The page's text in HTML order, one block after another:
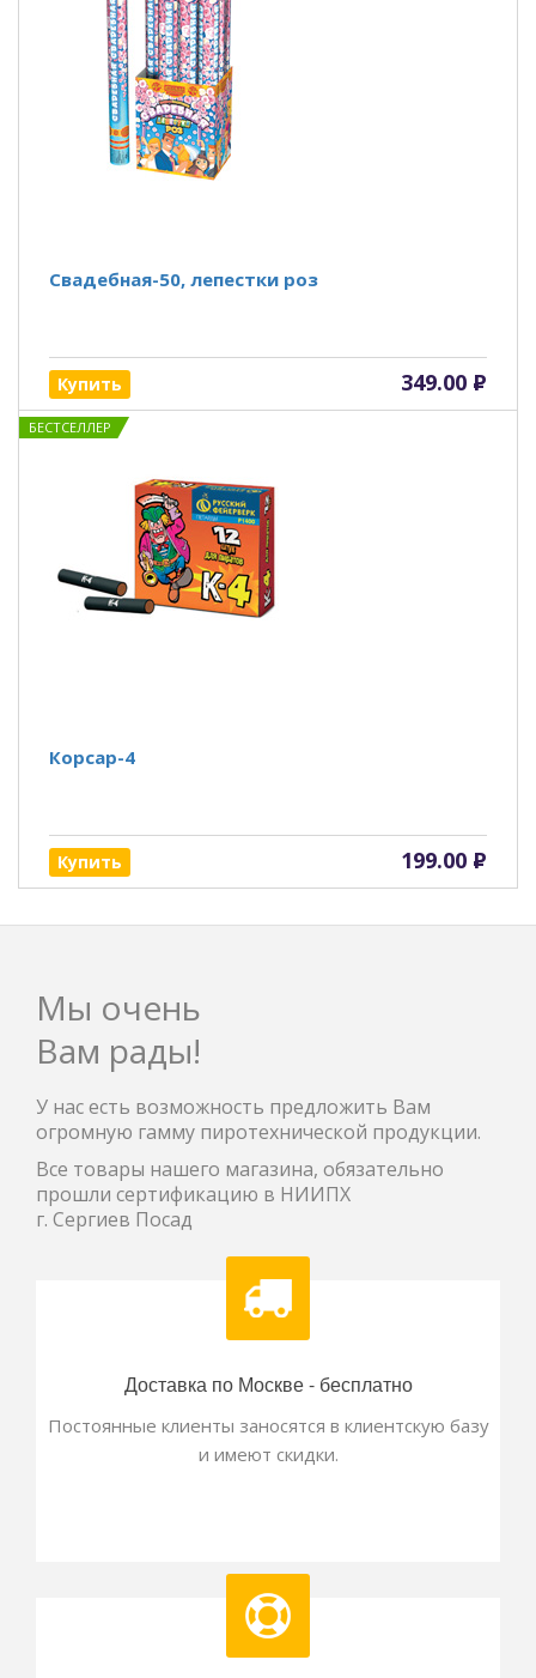
Свадебная-50, лепестки роз
Купить 349.00 Р
БЕСТСЕЛЛЕР
Корсар-4
Купить 199.00 Р
Мы очень
Вам рады!
У нас есть возможность предложить Вам
огромную гамму пиротехнической продукции.
Все товары нашего магазина, обязательно
прошли сертификацию в НИИПХ
г. Сергиев Посад
Доставка по Москве - бесплатно
Постоянные клиенты заносятся в клиентскую базу
и имеют скидки.